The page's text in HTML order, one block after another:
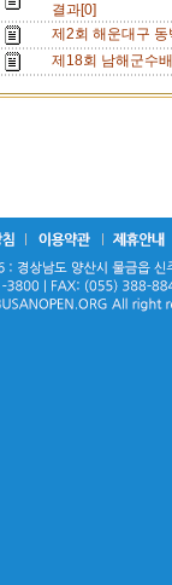
결과[0]
제2회 해운대구
제18회 남해군수